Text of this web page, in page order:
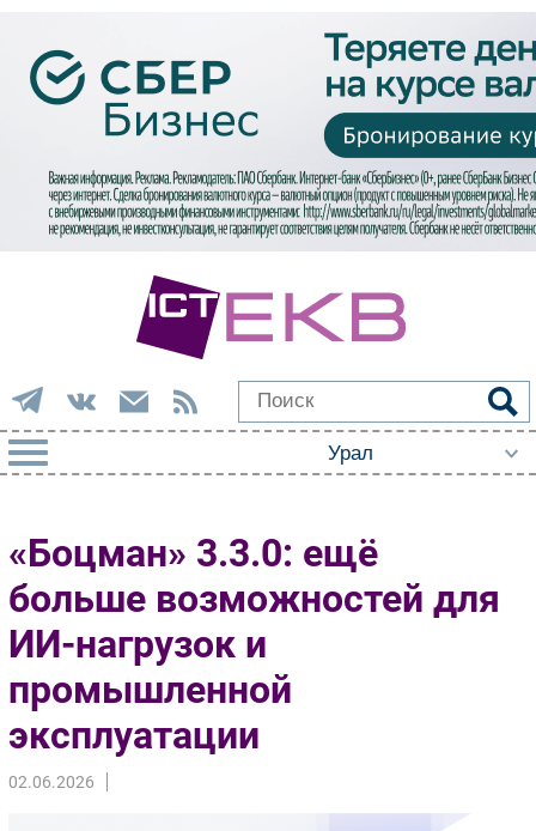
Импорто­замещение
Автоматизация Промышленности
Интернет
Мобильная связь
Фиксированная связь
Интеграция
Рынок ПК
«Боцман» 3.3.0: ещё
больше возможностей для
ИИ-нагрузок и
промышленной
эксплуатации
02.06.2026